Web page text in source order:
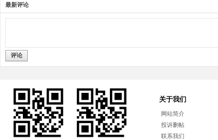
最新评论
评论
关于我们
网站简介
投诉删帖
联系我们